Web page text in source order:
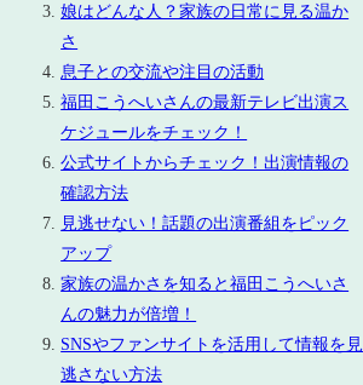
娘はどんな人？家族の日常に見る温か
さ
息子との交流や注目の活動
福田こうへいさんの最新テレビ出演ス
ケジュールをチェック！
公式サイトからチェック！出演情報の
確認方法
見逃せない！話題の出演番組をピック
アップ
家族の温かさを知ると福田こうへいさ
んの魅力が倍増！
SNSやファンサイトを活用して情報を見
逃さない方法